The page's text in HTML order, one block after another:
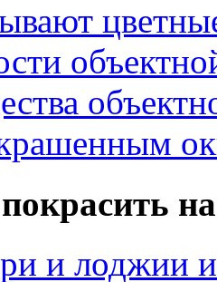
и лоджии